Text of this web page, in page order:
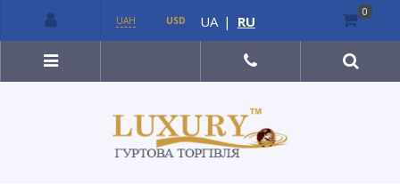
UAH USD UA | RU
0